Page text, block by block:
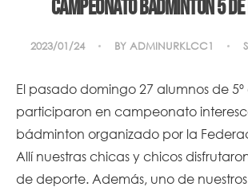
Campeonato bádminton 5
2023/01/24 BY ADMINURKLCC1
El pasado domingo 27 alumnos de
participaron en campeonato
bádminton organizado por la
Allí nuestras chicas y chicos
de deporte. Además, uno de